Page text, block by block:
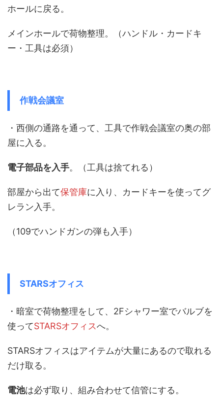
ホールに戻る。
メインホールで荷物整理。（ハンドル・カードキ
ー・工具は必須）
作戦会議室
・西側の通路を通って、工具で作戦会議室の奥の部
屋に入る。
電子部品を入手。（工具は捨てれる）
部屋から出て保管庫に入り、カードキーを使ってグ
レラン入手。
（109でハンドガンの弾も入手）
STARSオフィス
・暗室で荷物整理をして、2Fシャワー室でバルブを
使ってSTARSオフィスへ。
STARSオフィスはアイテムが大量にあるので取れる
だけ取る。
電池は必ず取り、組み合わせて信管にする。